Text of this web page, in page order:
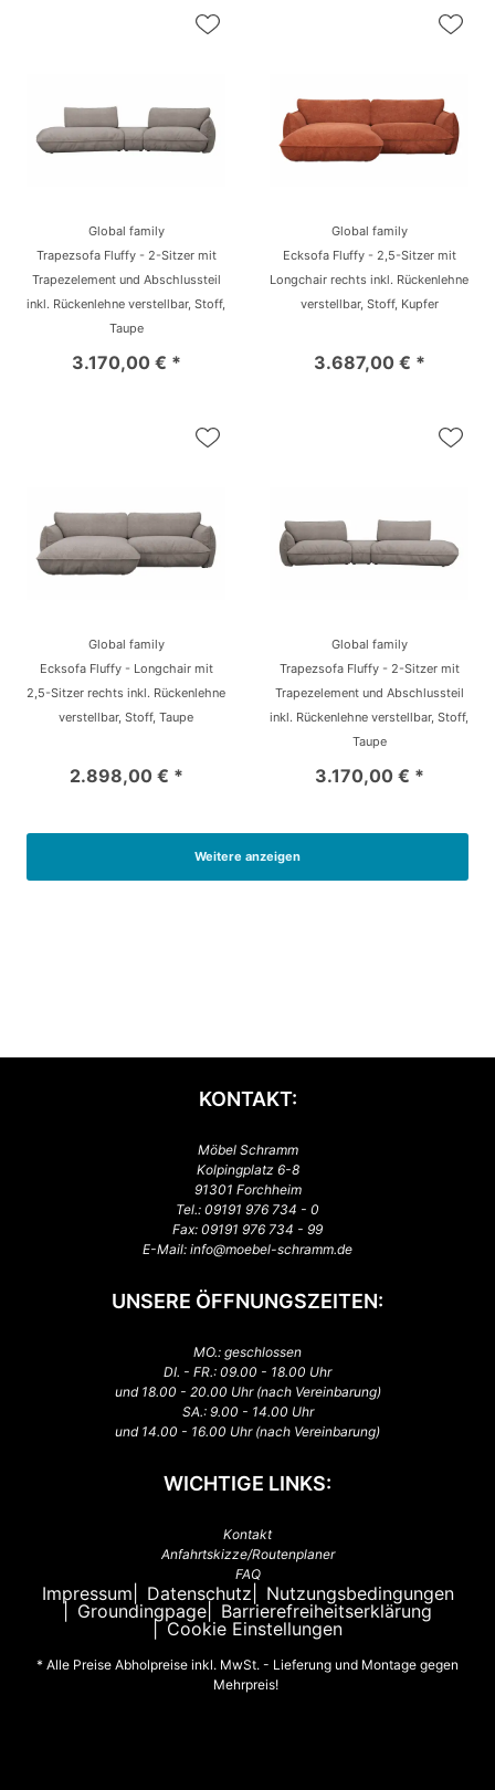
Global family
Trapezsofa Fluffy - 2-Sitzer mit
Trapezelement und Abschlussteil
inkl. Rückenlehne verstellbar, Stoff,
Taupe
3.170,00 € *
Global family
Ecksofa Fluffy - 2,5-Sitzer mit
Longchair rechts inkl. Rückenlehne
verstellbar, Stoff, Kupfer
3.687,00 € *
Global family
Ecksofa Fluffy - Longchair mit
2,5-Sitzer rechts inkl. Rückenlehne
verstellbar, Stoff, Taupe
2.898,00 € *
Global family
Trapezsofa Fluffy - 2-Sitzer mit
Trapezelement und Abschlussteil
inkl. Rückenlehne verstellbar, Stoff,
Taupe
3.170,00 € *
Weitere anzeigen
KONTAKT:
Möbel Schramm
Kolpingplatz 6-8
91301 Forchheim
Tel.: 09191 976 734 - 0
Fax: 09191 976 734 - 99
E-Mail: info@moebel-schramm.de
UNSERE ÖFFNUNGSZEITEN:
MO.: geschlossen
DI. - FR.: 09.00 - 18.00 Uhr
und 18.00 - 20.00 Uhr (nach Vereinbarung)
SA.: 9.00 - 14.00 Uhr
und 14.00 - 16.00 Uhr (nach Vereinbarung)
WICHTIGE LINKS:
Kontakt
Anfahrtskizze/Routenplaner
FAQ
Impressum Datenschutz
Nutzungsbedingungen
Groundingpage
Barrierefreiheitserklärung
Cookie Einstellungen
* Alle Preise Abholpreise inkl. MwSt. - Lieferung und Montage gegen
Mehrpreis!